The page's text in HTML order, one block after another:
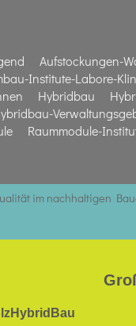
Aufstockungen-
Institute-Labore-
Hybridbau
Raummodule-
im nachhaltigen